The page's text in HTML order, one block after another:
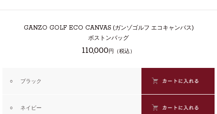
GANZO GOLF ECO CANVAS (ガンゾゴルフ エコキャンバス)
ボストンバッグ
110,000円（税込）
○ ブラック
○ ネイビー